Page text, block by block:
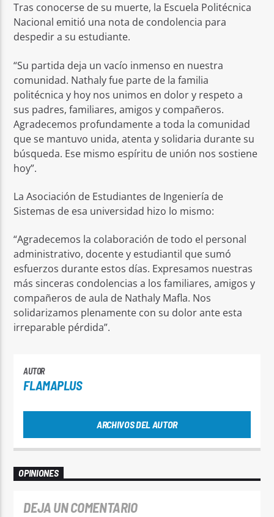
Tras conocerse de su muerte, la Escuela Politécnica
Nacional emitió una nota de condolencia para
despedir a su estudiante.
“Su partida deja un vacío inmenso en nuestra
comunidad. Nathaly fue parte de la familia
politécnica y hoy nos unimos en dolor y respeto a
sus padres, familiares, amigos y compañeros.
Agradecemos profundamente a toda la comunidad
que se mantuvo unida, atenta y solidaria durante su
búsqueda. Ese mismo espíritu de unión nos sostiene
hoy”.
La Asociación de Estudiantes de Ingeniería de
Sistemas de esa universidad hizo lo mismo:
“Agradecemos la colaboración de todo el personal
administrativo, docente y estudiantil que sumó
esfuerzos durante estos días. Expresamos nuestras
más sinceras condolencias a los familiares, amigos y
compañeros de aula de Nathaly Mafla. Nos
solidarizamos plenamente con su dolor ante esta
irreparable pérdida”.
AUTOR
FLAMAPLUS
ARCHIVOS DEL AUTOR
OPINIONES
DEJA UN COMENTARIO